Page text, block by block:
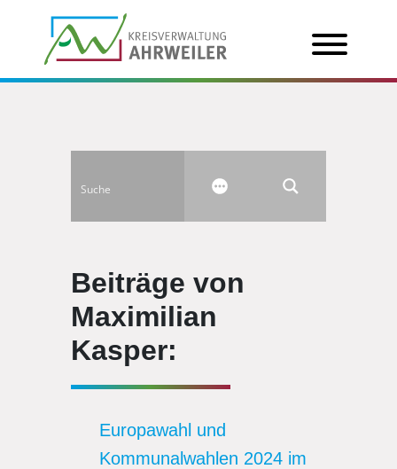
Beiträge von
Maximilian
Kasper:
Europawahl und
Kommunalwahlen 2024 im